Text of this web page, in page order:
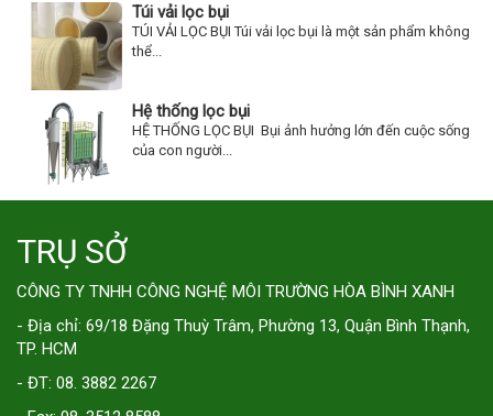
Túi vải lọc bụi
TÚI VẢI LỌC BỤI Túi vải lọc bụi là một sản phẩm không
thể...
Hệ thống lọc bụi
HỆ THỐNG LỌC BỤI Bụi ảnh hưởng lớn đến cuộc sống
của con người...
TRỤ SỞ
CÔNG TY TNHH CÔNG NGHỆ MÔI TRƯỜNG HÒA BÌNH XANH
- Địa chỉ: 69/18 Đặng Thuỳ Trâm, Phường 13, Quận Bình Thạnh,
TP. HCM
- ĐT: 08. 3882 2267